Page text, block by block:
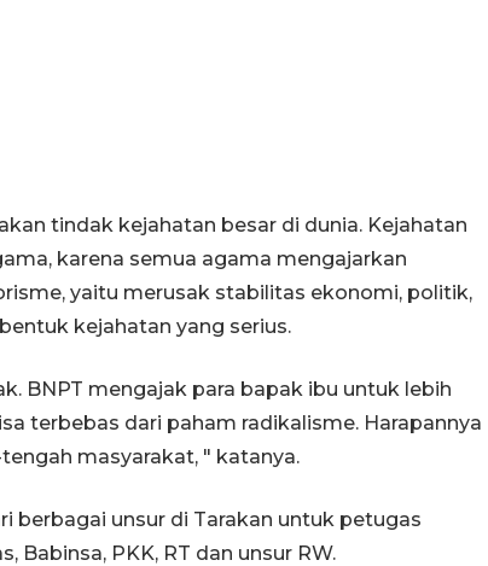
tindak kejahatan besar di dunia. Kejahatan
karena semua agama mengajarkan
yaitu merusak stabilitas ekonomi, politik,
kejahatan yang serius.
BNPT mengajak para bapak ibu untuk lebih
terbebas dari paham radikalisme. Harapannya
masyarakat, " katanya.
berbagai unsur di Tarakan untuk petugas
Babinsa, PKK, RT dan unsur RW.
dimusnahkan di Markas Kodim
Tarakan
25 October 2022 21:19 WIB, 2022